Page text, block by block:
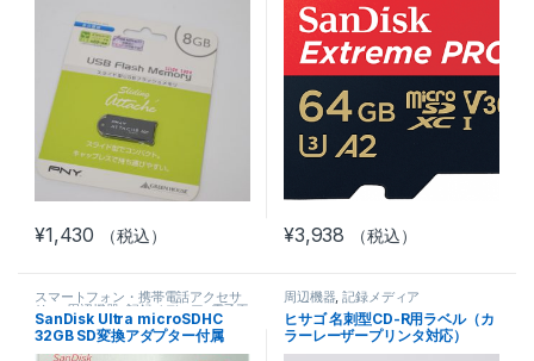
¥1,430 （税込） ¥3,938 （税込）
スマートフォン・携帯電話アクセサ
リー ,周辺機器 記録メディア,電子工
作部品セット,電子部品
SanDisk Ultra microSDHC
32GB SD変換アダプター付属
周辺機器,記録メディア
ヒサゴ 名刺型CD-R用ラベル（カ
ラーレーザープリンタ対応）